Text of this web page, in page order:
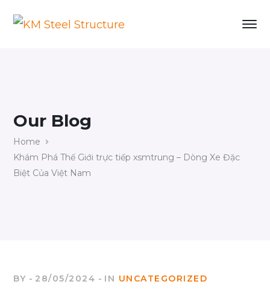
Our Blog
Home
Khám Phá Thế Giới trực tiếp xsmtrung – Dòng Xe Đặc
Biệt Của Việt Nam
BY 28/05/2024 IN UNCATEGORIZED